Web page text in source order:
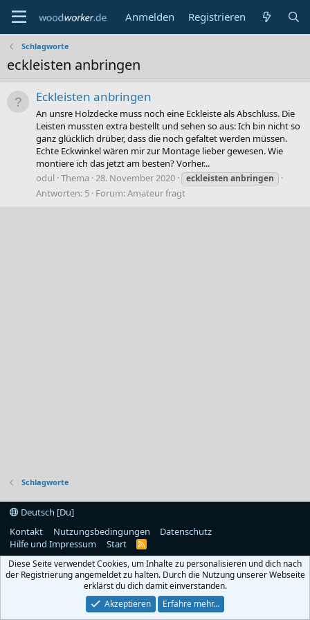
Anmelden Registrieren
Schlagworte
eckleisten anbringen
Eckleisten anbringen
An unsre Holzdecke muss noch eine Eckleiste als Abschluss. Die
Leisten mussten extra bestellt und sehen so aus: Ich bin nicht so
ganz glücklich drüber, dass die noch gefaltet werden müssen.
Echte Eckwinkel wären mir zur Montage lieber gewesen. Wie
montiere ich das jetzt am besten? Vorher...
odul Thema 28. November 2020 eckleisten anbringen
Antworten: 5 Forum:Amateur fragt
Schlagworte
Deutsch [Du]
Kontakt
Nutzungsbedingungen
Datenschutz
Hilfe und Impressum
Start
R
S
Diese Seite verwendet Cookies, um Inhalte zu personalisieren und dich nach
der Registrierung angemeldet zu halten. Durch die Nutzung unserer Webseite
erklärst du dich damit einverstanden.
Akzeptieren
Erfahre mehr…